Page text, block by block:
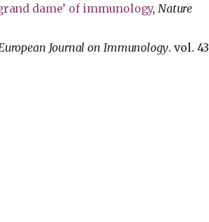
dame’ of immunology, Nature
Journal on Immunology. vol. 43